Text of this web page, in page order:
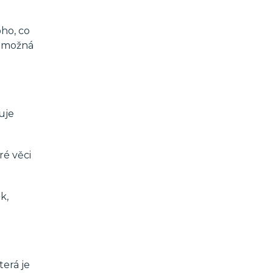
co
věci
je